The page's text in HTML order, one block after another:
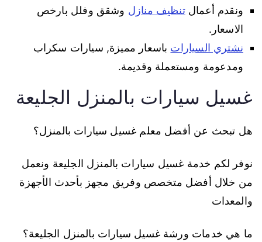
ونقدم أعمالتنظيف منازل وشقق وفلل بارخص
الاسعار.
نشتري السيارات باسعار مميزة, سيارات سكراب
ومدعومة ومستعملة وقديمة.
غسيل سيارات بالمنزل الجليعة
هل تبحث عن أفضل معلم غسيل سيارات بالمنزل؟
نوفر لكم خدمة غسيل سيارات بالمنزل الجليعة ونعمل
من خلال أفضل متخصص وفريق مجهز بأحدث الأجهزة
والمعدات
ما هي خدمات ورشة غسيل سيارات بالمنزل الجليعة؟